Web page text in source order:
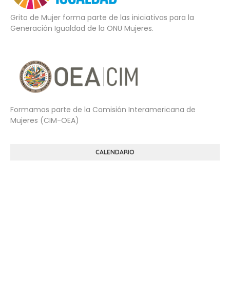
Grito de Mujer forma parte de las iniciativas para la
Generación Igualdad de la ONU Mujeres.
Formamos parte de la Comisión Interamericana de
Mujeres (CIM-OEA)
CALENDARIO